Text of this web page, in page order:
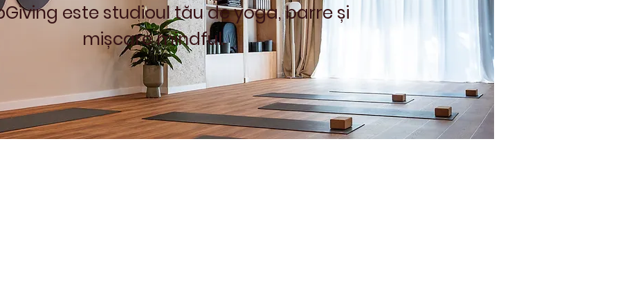
este studioul tău de yoga, barre și
mișcare mindful.